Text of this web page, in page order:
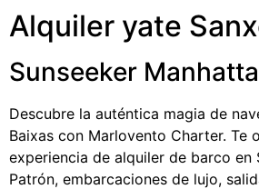
Alquiler yate
Sunseeker
Descubre la auténtica magia de
Baixas con Marlovento Charter. Te
experiencia de alquiler de barco en
Patrón, embarcaciones de lujo,